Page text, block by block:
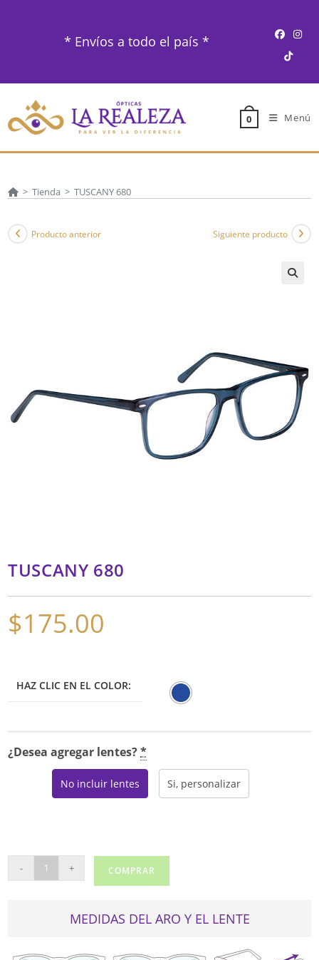
* Envíos a todo el país *
0 Menú
> Tienda > TUSCANY 680
Producto anterior Siguiente producto
TUSCANY 680
$175.00
HAZ CLIC EN EL COLOR:
¿Desea agregar lentes?*
No incluir lentes Si, personalizar
TUSCANY
680
- + COMPRAR
MEDIDAS DEL ARO Y EL LENTE